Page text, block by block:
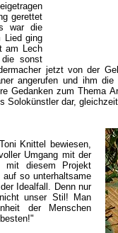
gerettet
war die
Lied ging
am Lech
sonst
jetzt von der
angerufen und ihm
Gedanken zum Thema
Solokünstler dar,
Knittel bewiesen,
Umgang mit der
mit diesem Projekt
so unterhaltsame
Idealfall. Denn nur
unser Stil! Man
der Menschen